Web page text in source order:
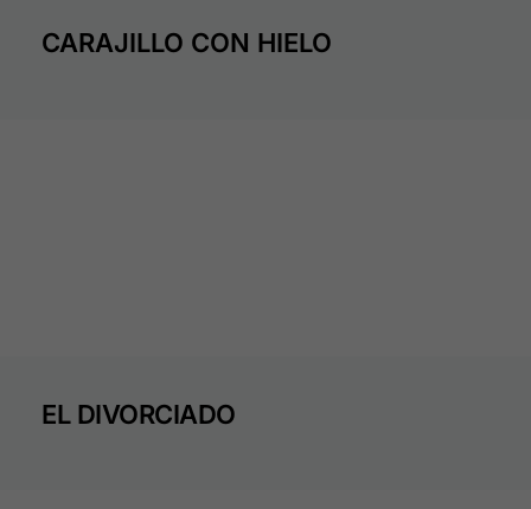
CARAJILLO CON HIELO
EL DIVORCIADO